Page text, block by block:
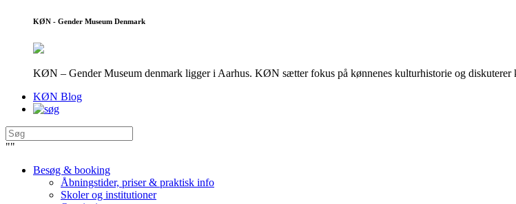
KØN - Gender Museum Denmark
KØN – Gender Museum denmark ligger i Aarhus. KØN sætter fokus på kønnenes kulturhistorie og diskuterer
KØN Blog
""
Besøg & booking
Åbningstider, priser & praktisk info
Skoler og institutioner